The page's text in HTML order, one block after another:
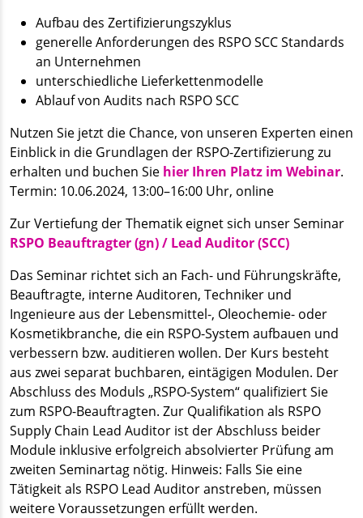
Aufbau des Zertifizierungszyklus
generelle Anforderungen des RSPO SCC Standards
an Unternehmen
unterschiedliche Lieferkettenmodelle
Ablauf von Audits nach RSPO SCC
Nutzen Sie jetzt die Chance, von unseren Experten einen
Einblick in die Grundlagen der RSPO-Zertifizierung zu
erhalten und buchen Sie hier Ihren Platz im Webinar.
Termin: 10.06.2024, 13:00–16:00 Uhr, online
Zur Vertiefung der Thematik eignet sich unser Seminar
RSPO Beauftragter (gn) / Lead Auditor (SCC)
Das Seminar richtet sich an Fach- und Führungskräfte,
Beauftragte, interne Auditoren, Techniker und
Ingenieure aus der Lebensmittel-, Oleochemie- oder
Kosmetikbranche, die ein RSPO-System aufbauen und
verbessern bzw. auditieren wollen. Der Kurs besteht
aus zwei separat buchbaren, eintägigen Modulen. Der
Abschluss des Moduls „RSPO-System“ qualifiziert Sie
zum RSPO-Beauftragten. Zur Qualifikation als RSPO
Supply Chain Lead Auditor ist der Abschluss beider
Module inklusive erfolgreich absolvierter Prüfung am
zweiten Seminartag nötig. Hinweis: Falls Sie eine
Tätigkeit als RSPO Lead Auditor anstreben, müssen
weitere Voraussetzungen erfüllt werden.